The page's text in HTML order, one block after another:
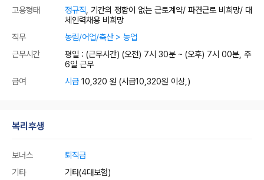
고용형태 정규직 , 기간의 정함이 없는 근로계약/ 파견근로 비희망/ 대
체인력채용 비희망
직무
농림/어업/축산 > 농업
근무시간
평일 : (근무시간) (오전) 7시 30분 ~ (오후) 7시 00분, 주
6일 근무
급여
시급 10,320 원 (시급10,320원 이상,)
복리후생
보너스
퇴직금
기타
기타(4대보험)